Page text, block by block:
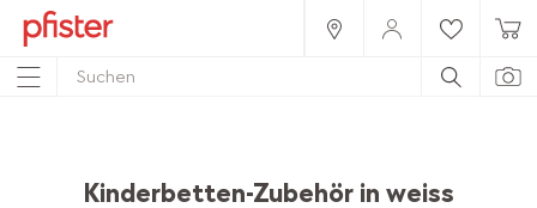
Betten & Matratzen
Kinderbetten-Zubehör in weiss